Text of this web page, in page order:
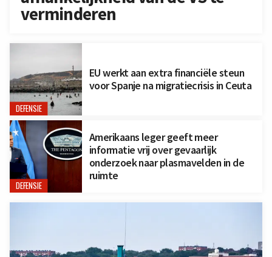
verminderen
DEFENSIE
EU werkt aan extra financiële steun
voor Spanje na migratiecrisis in Ceuta
DEFENSIE
Amerikaans leger geeft meer
informatie vrij over gevaarlijk
onderzoek naar plasmavelden in de
ruimte